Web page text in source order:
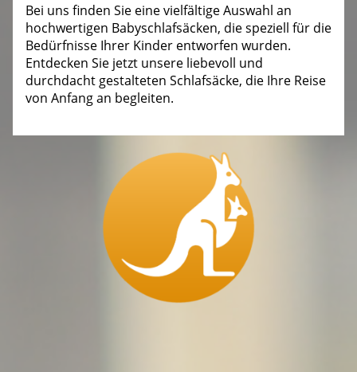
Bei uns finden Sie eine vielfältige Auswahl an
hochwertigen Babyschlafsäcken, die speziell für die
Bedürfnisse Ihrer Kinder entworfen wurden.
Entdecken Sie jetzt unsere liebevoll und
durchdacht gestalteten Schlafsäcke, die Ihre Reise
von Anfang an begleiten.